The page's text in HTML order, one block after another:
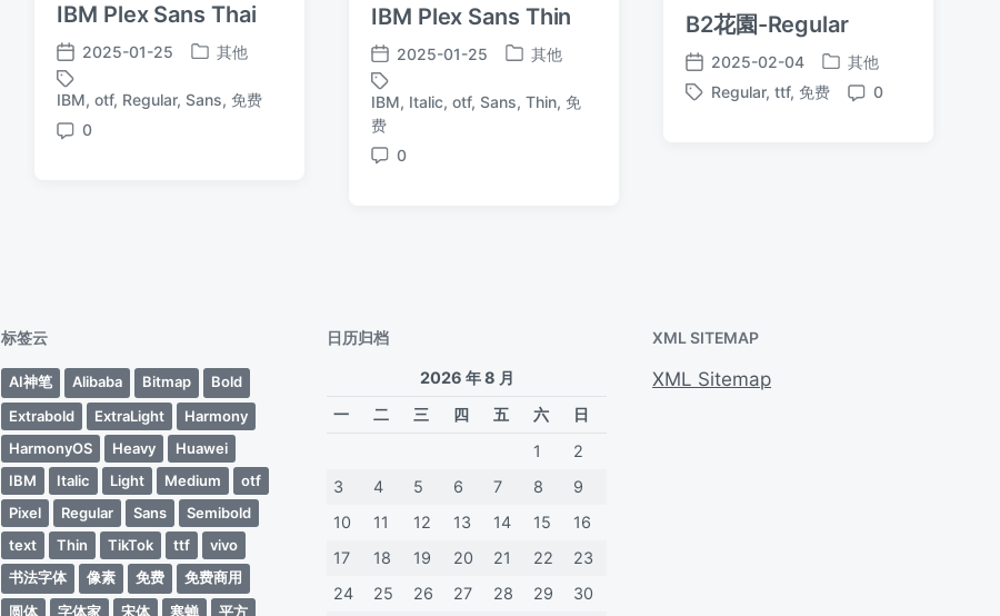
IBM Plex Sans Thai
发
布
日
期
2025-01-25
发
于
其他
标
签
IBM,otf, Regular,Sans, 免费
评
0
IBM Plex Sans Thin
发
布
日
期
2025-01-25
发
于
其他
标
签
IBM, Italic,otf,Sans,Thin, 免
费
评
0
B2花園-Regular
发
布
2025-02-04
发
布
其他
标
Regular,ttf, 免费
评
0
标签云
AI神笔 Alibaba Bitmap
Bold
Extrabold
ExtraLight
Harmony
HarmonyOS
Heavy
Huawei
IBM
Italic Light Medium
otf
Pixel
Regular Sans
Semibold
text
Thin TikTok ttf
vivo
书法字体
像素 免费
免费商用
圆体
字体家 宋体 寒蝉 平方
日历归档
2026 年 8 月
一
二 三 四 五 六
日
1
2
3
4 5 6 7 8
9
10
11 12 13 14 15
16
17
18 19 20 21 22
23
24
25 26 27 28 29 30
XML SITEMAP
XML Sitemap